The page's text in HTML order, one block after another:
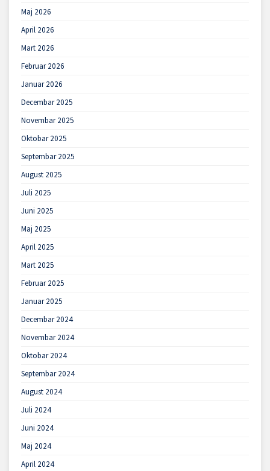
Maj 2026
April 2026
Mart 2026
Februar 2026
Januar 2026
Decembar 2025
Novembar 2025
Oktobar 2025
Septembar 2025
August 2025
Juli 2025
Juni 2025
Maj 2025
April 2025
Mart 2025
Februar 2025
Januar 2025
Decembar 2024
Novembar 2024
Oktobar 2024
Septembar 2024
August 2024
Juli 2024
Juni 2024
Maj 2024
April 2024